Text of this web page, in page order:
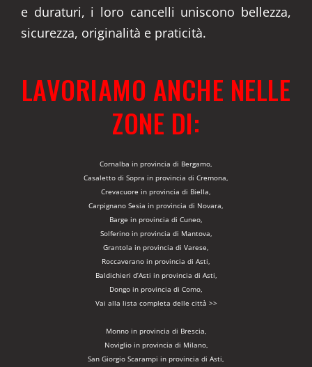
e duraturi, i loro cancelli uniscono bellezza,
sicurezza, originalità e praticità.
LAVORIAMO ANCHE NELLE
ZONE DI:
Cornalba in provincia di Bergamo,
Casaletto di Sopra in provincia di Cremona,
Crevacuore in provincia di Biella,
Carpignano Sesia in provincia di Novara,
Barge in provincia di Cuneo,
Solferino in provincia di Mantova,
Grantola in provincia di Varese,
Roccaverano in provincia di Asti,
Baldichieri d’Asti in provincia di Asti,
Dongo in provincia di Como,
Vai alla lista completa delle città >>
Monno in provincia di Brescia,
Noviglio in provincia di Milano,
San Giorgio Scarampi in provincia di Asti,